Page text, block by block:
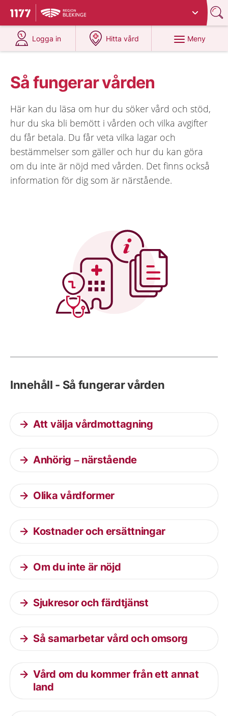
Till startsidan för 1177
Du har valt region
Logga in
på 1177.se
Hitta vård
på 1177.se
Meny
Så fungerar vården
Här kan du läsa om hur du söker vård och stöd,
hur du ska bli bemött i vården och vilka avgifter
du får betala. Du får veta vilka lagar och
bestämmelser som gäller och hur du kan göra
om du inte är nöjd med vården. Det finns också
information för dig som är närstående.
Innehåll - Så fungerar vården
Att välja vårdmottagning
Anhörig – närstående
Olika vårdformer
Kostnader och ersättningar
Om du inte är nöjd
Sjukresor och färdtjänst
Så samarbetar vård och omsorg
Vård om du kommer från ett annat
land